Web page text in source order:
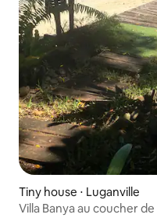
Tiny house ⋅ Luganville
Villa Banya au coucher de soleil à Santo dans la baie de